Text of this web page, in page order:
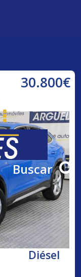
Buscar
30.800€
Diésel